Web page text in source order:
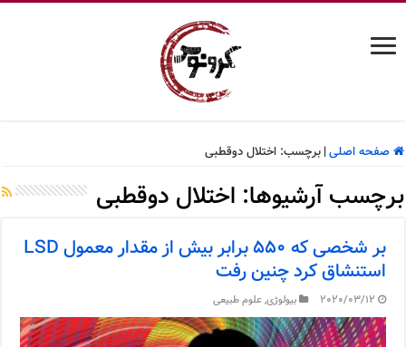
صفحه اصلی| برچسب:اختلال دوقطبی
برچسب آرشیوها: اختلال دوقطبی
بر شخصی که ۵۵۰ برابر بیش از مقدار معمول LSD
استنشاق کرد چنین رفت
2020/03/12 بیولوژی,علوم طبیعی